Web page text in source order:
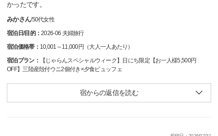
かったです。
みかさん/50代女性
宿泊日/目的：2026-06 夫婦旅行
宿泊価格帯： 10,001～11,000円（大人一人あたり）
宿泊プラン：
【じゃらんスペシャルウィーク】日にち限定【お一人様5,500円
OFF】三陸産殻付ウニ2個付き×夕食ビュッフェ
宿からの返信を読む